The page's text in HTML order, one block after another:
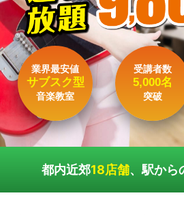
業界最安値
サブスク型
音楽教室
受講者数
5,000名
突破
都内近郊18店舗、駅から